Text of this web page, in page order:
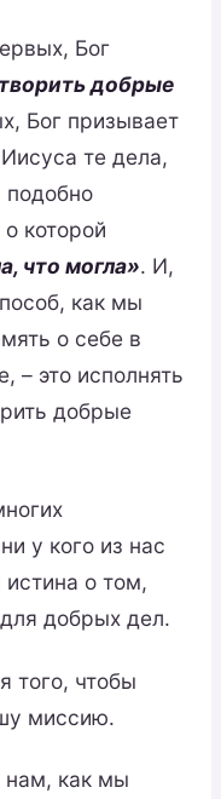
Бог
творить добрые
Бог призывает
те дела,
которой
что могла». И,
как мы
о себе в
– это исполнять
добрые
у кого из нас
о том,
добрых дел.
того, чтобы
миссию.
нам, как мы